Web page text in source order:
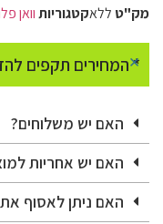
מק"ט ללאקטגוריותוואן
* המחירים תקפים
×
האם יש משלוחים?
האם יש אחריות
האם ניתן לאסוף